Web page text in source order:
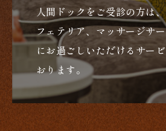
人間ドックをご受診の方は
フェテリア、マッサージサ
にお過ごしいただけるサー
おります。